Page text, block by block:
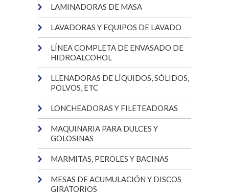
LAMINADORAS DE MASA
LAVADORAS Y EQUIPOS DE LAVADO
LÍNEA COMPLETA DE ENVASADO DE
HIDROALCOHOL
LLENADORAS DE LÍQUIDOS, SÓLIDOS,
POLVOS, ETC
LONCHEADORAS Y FILETEADORAS
MAQUINARIA PARA DULCES Y
GOLOSINAS
MARMITAS, PEROLES Y BACINAS
MESAS DE ACUMULACIÓN Y DISCOS
GIRATORIOS